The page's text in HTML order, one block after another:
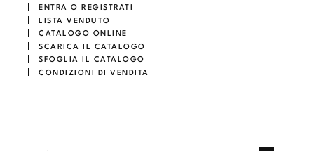
ENTRA O REGISTRATI
LISTA VENDUTO
CATALOGO ONLINE
SCARICA IL CATALOGO
SFOGLIA IL CATALOGO
CONDIZIONI DI VENDITA